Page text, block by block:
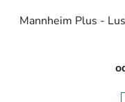
Mannheim Plus -